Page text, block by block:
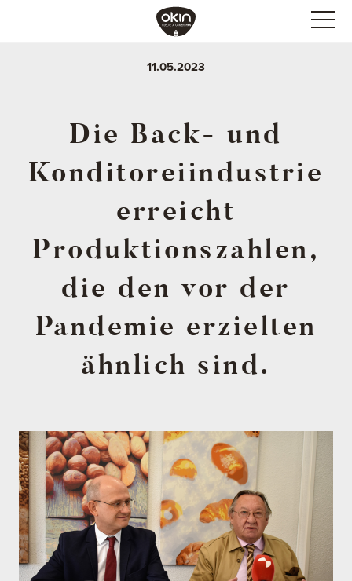
11.05.2023
Die Back- und
Konditoreiindustrie
erreicht
Produktionszahlen,
die den vor der
Pandemie erzielten
ähnlich sind.